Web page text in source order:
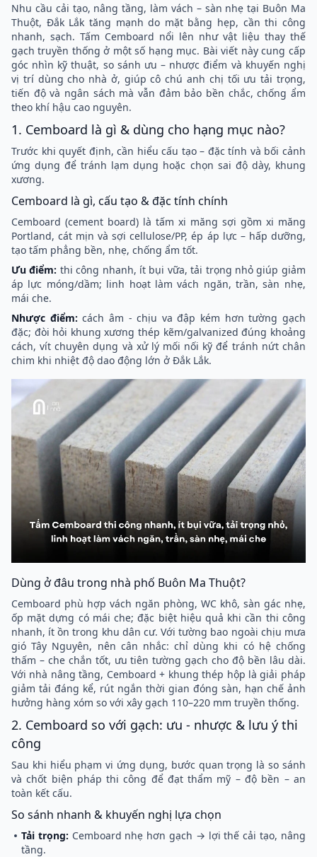
Nhu cầu cải tạo, nâng tầng, làm vách – sàn nhẹ tại Buôn Ma
Thuột, Đắk Lắk tăng mạnh do mặt bằng hẹp, cần thi công
nhanh, sạch. Tấm Cemboard nổi lên như vật liệu thay thế
gạch truyền thống ở một số hạng mục. Bài viết này cung cấp
góc nhìn kỹ thuật, so sánh ưu – nhược điểm và khuyến nghị
vị trí dùng cho nhà ở, giúp cô chú anh chị tối ưu tải trọng,
tiến độ và ngân sách mà vẫn đảm bảo bền chắc, chống ẩm
theo khí hậu cao nguyên.
1. Cemboard là gì & dùng cho hạng mục nào?
Trước khi quyết định, cần hiểu cấu tạo – đặc tính và bối cảnh
ứng dụng để tránh lạm dụng hoặc chọn sai độ dày, khung
xương.
Cemboard là gì, cấu tạo & đặc tính chính
Cemboard (cement board) là tấm xi măng sợi gồm xi măng
Portland, cát mịn và sợi cellulose/PP, ép áp lực – hấp dưỡng,
tạo tấm phẳng bền, nhẹ, chống ẩm tốt.
Ưu điểm: thi công nhanh, ít bụi vữa, tải trọng nhỏ giúp giảm
áp lực móng/dầm; linh hoạt làm vách ngăn, trần, sàn nhẹ,
mái che.
Nhược điểm:cách âm - chịu va đập kém hơn tường gạch
đặc; đòi hỏi khung xương thép kẽm/galvanized đúng khoảng
cách, vít chuyên dụng và xử lý mối nối kỹ để tránh nứt chân
chim khi nhiệt độ dao động lớn ở Đắk Lắk.
Dùng ở đâu trong nhà phố Buôn Ma Thuột?
Cemboard phù hợp vách ngăn phòng, WC khô, sàn gác nhẹ,
ốp mặt dựng có mái che; đặc biệt hiệu quả khi cần thi công
nhanh, ít ồn trong khu dân cư. Với tường bao ngoài chịu mưa
gió Tây Nguyên, nên cân nhắc: chỉ dùng khi có hệ chống
thấm – che chắn tốt, ưu tiên tường gạch cho độ bền lâu dài.
Với nhà nâng tầng, Cemboard + khung thép hộp là giải pháp
giảm tải đáng kể, rút ngắn thời gian đóng sàn, hạn chế ảnh
hưởng hàng xóm so với xây gạch 110–220 mm truyền thống.
2. Cemboard so với gạch: ưu - nhược & lưu ý thi
công
Sau khi hiểu phạm vi ứng dụng, bước quan trọng là so sánh
và chốt biện pháp thi công để đạt thẩm mỹ – độ bền – an
toàn kết cấu.
So sánh nhanh & khuyến nghị lựa chọn
Tải trọng: Cemboard nhẹ hơn gạch → lợi thế cải tạo, nâng
tầng.